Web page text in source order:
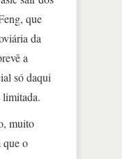
que
da
a
só daqui
limitada.
muito
que o